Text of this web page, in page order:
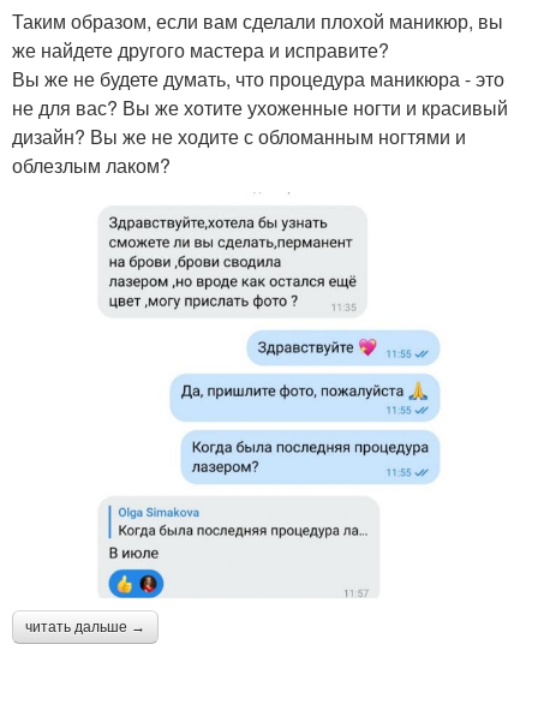
Таким образом, если вам сделали плохой маникюр, вы
же найдете другого мастера и исправите?
Вы же не будете думать, что процедура маникюра - это
не для вас? Вы же хотите ухоженные ногти и красивый
дизайн? Вы же не ходите с обломанным ногтями и
облезлым лаком?
читать дальше →